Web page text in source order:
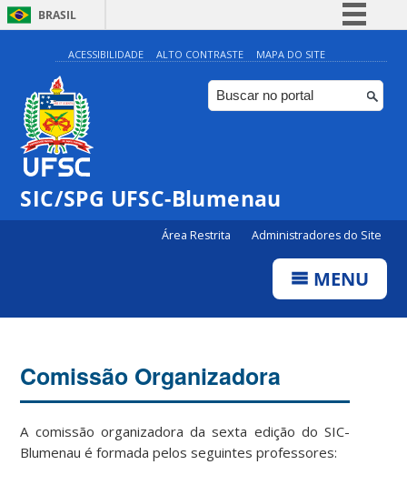
BRASIL
Simplifique!
Comunica BR
Participe
Canais
ACESSIBILIDADE ALTO CONTRASTE MAPA DO SITE
SIC/SPG UFSC-Blumenau
Área Restrita Administradores do Site
MENU
Comissão Organizadora
A comissão organizadora da sexta edição do SIC-
Blumenau é formada pelos seguintes professores: